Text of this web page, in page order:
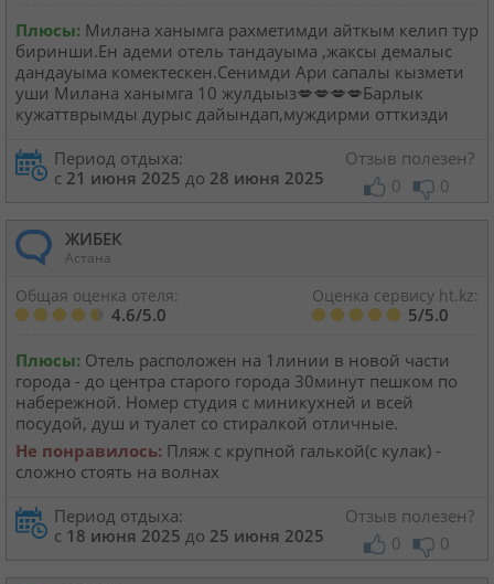
Плюсы: Милана ханымга рахметимди айткым келип тур
биринши.Ен адеми отель тандауыма ,жаксы демалыс
дандауыма комектескен.Сенимди Ари сапалы кызмети
уши Милана ханымга 10 жулдыыз💋💋💋💋Барлык
кужаттврымды дурыс дайындап,муждирми отткизди
Период отдыха:
с 21 июня 2025 до 28 июня 2025
Отзыв полезен?
0
0
ЖИБЕК
Астана
Общая оценка отеля:
4.6/5.0
Оценка сервису ht.kz:
5/5.0
Плюсы: Отель расположен на 1линии в новой части
города - до центра старого города 30минут пешком по
набережной. Номер студия с миникухней и всей
посудой, душ и туалет со стиралкой отличные.
Не понравилось: Пляж с крупной галькой(с кулак) -
сложно стоять на волнах
Период отдыха:
с 18 июня 2025 до 25 июня 2025
Отзыв полезен?
0
0